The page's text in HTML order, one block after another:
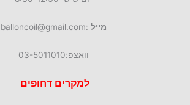
מייל :balloncoil@gmail.com
וואצפ:03-5011010
למקרים דחופים